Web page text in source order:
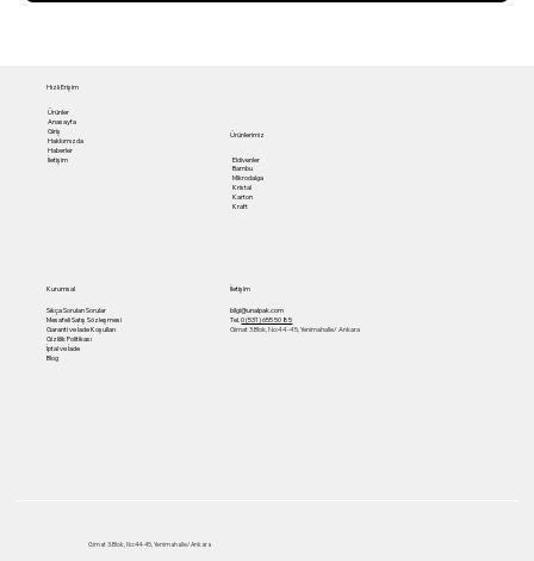
Ürünlerimiz
Eldivenler
Bambu
Mikrodalga
Kristal
Karton
Kraft
Hızlı Erişim
Ürünler
Anasayfa
Giriş
Hakkımızda
Haberler
İletişim
Kurumsal
Sıkça Sorulan Sorular
Mesafeli Satış Sözleşmesi
Garanti ve İade Koşulları
Gizlilik Politikası
İptal ve İade
Blog
İletişim
bilgi@unalpak.com
Tel.0 (531) 655 50 85
Gimat 3.Blok, No:44-45, Yenimahalle/ Ankara
Gimat 3.Blok, No:44-45, Yenimahalle/ Ankara